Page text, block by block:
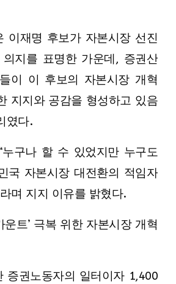
이재명 후보가 자본시장 선진
지를 표명한 가운데, 증권산
이 이 후보의 자본시장 개혁
지지와 공감을 형성하고 있음
였다.
누구나 할 수 있었지만 누구도
국 자본시장 대전환의 적임자
며 지지 이유를 밝혔다.
운트’ 극복 위한 자본시장 개혁
증권노동자의 일터이자 1,400